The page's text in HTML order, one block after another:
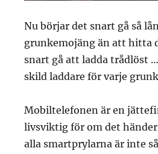
Nu börjar det snart gå så
grunkemojäng än att hitta
snart gå att ladda trådlöst
skild laddare för varje
Mobiltelefonen är en
livsviktig för om det
alla smartprylarna är inte